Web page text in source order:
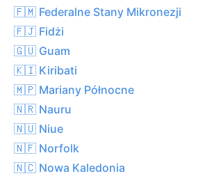
🇫🇲 Federalne Stany Mikronezji
🇫🇯 Fidżi
🇬🇺 Guam
🇰🇮 Kiribati
🇲🇵 Mariany Północne
🇳🇷 Nauru
🇳🇺 Niue
🇳🇫 Norfolk
🇳🇨 Nowa Kaledonia